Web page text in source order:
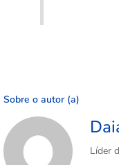
Sobre o autor (a)
Líder